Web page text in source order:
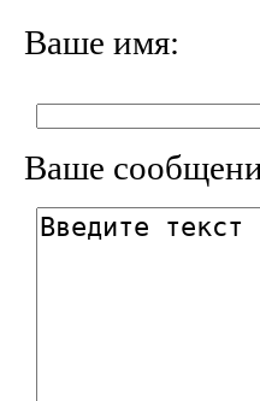
Ваше имя:
Ваше